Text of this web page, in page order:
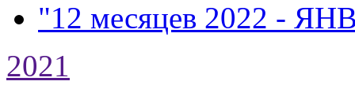
"12 месяцев 2022 -
2021